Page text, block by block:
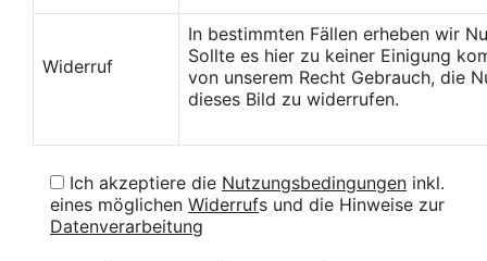
Widerruf
In bestimmten Fällen erheben wir
Sollte es hier zu keiner Einigung
von unserem Recht Gebrauch, die
dieses Bild zu widerrufen.
Ich akzeptiere die Nutzungsbedingungen inkl.
eines möglichen Widerrufs und die Hinweise zur
Datenverarbeitung